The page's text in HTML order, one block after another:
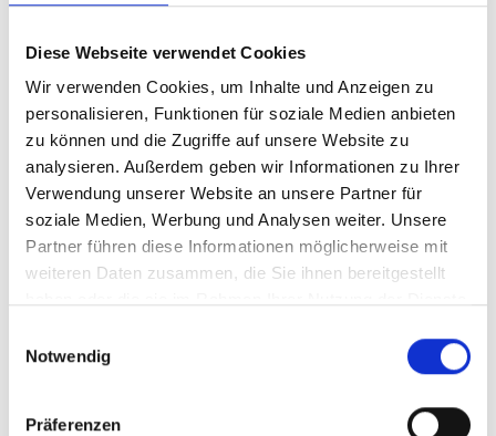
Diese Webseite verwendet Cookies
Wir verwenden Cookies, um Inhalte und Anzeigen zu
personalisieren, Funktionen für soziale Medien anbieten
zu können und die Zugriffe auf unsere Website zu
analysieren. Außerdem geben wir Informationen zu Ihrer
Verwendung unserer Website an unsere Partner für
soziale Medien, Werbung und Analysen weiter. Unsere
Partner führen diese Informationen möglicherweise mit
weiteren Daten zusammen, die Sie ihnen bereitgestellt
Notwendig
Präferenzen
Ihr Partner für optimales
Sehen in Kempten
Als erster Ansprechpartner für das gute Sehen sind wir
als Augenoptiker in Kempten mehr als „nur“ diejenigen,
die sich um die jeweilige optisch, anatomisch und
ästhetisch perfekt auf Ihre individuellen Wünsche und
auch oft die Ersten, die eventuelle Auffälligkeiten am